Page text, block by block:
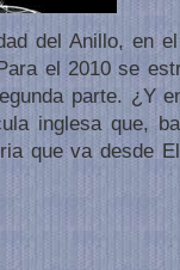
del Anillo, en
el 2010 se
parte. ¿Y
inglesa que,
que va desde